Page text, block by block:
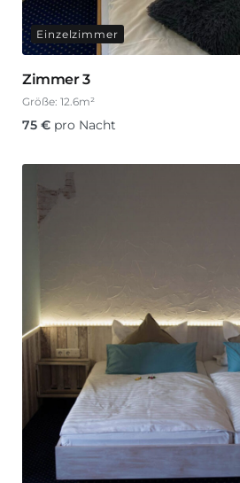
Einzelzimmer
Zimmer 3
Größe: 12.6m²
75 € pro Nacht